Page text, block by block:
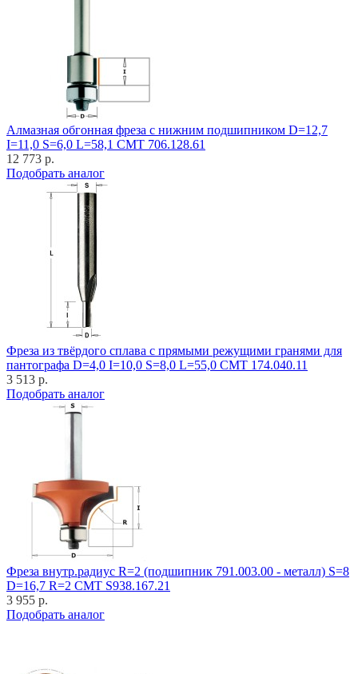
Алмазная обгонная фреза с нижним подшипником D=12,7
I=11,0 S=6,0 L=58,1 CMT 706.128.61
12 773 р.
Подобрать аналог
Фреза из твёрдого сплава с прямыми режущими гранями для
пантографа D=4,0 I=10,0 S=8,0 L=55,0 CMT 174.040.11
3 513 р.
Подобрать аналог
Фреза внутр.радиус R=2 (подшипник 791.003.00 - металл) S=8
D=16,7 R=2 CMT S938.167.21
3 955 р.
Подобрать аналог